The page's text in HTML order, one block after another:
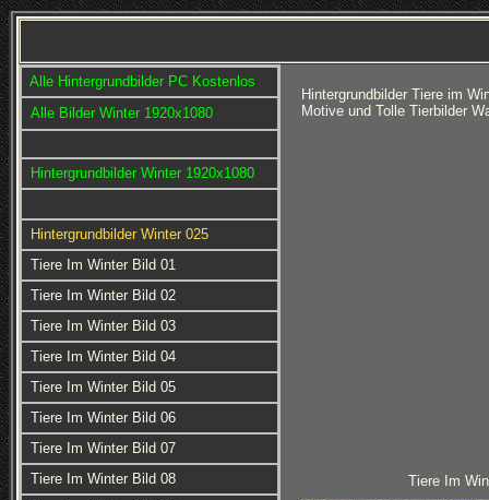
Alle Hintergrundbilder PC Kostenlos
Alle Bilder Winter 1920x1080
Hintergrundbilder Winter 1920x1080
Hintergrundbilder Winter 025
Tiere Im Winter Bild 01
Tiere Im Winter Bild 02
Tiere Im Winter Bild 03
Tiere Im Winter Bild 04
Tiere Im Winter Bild 05
Tiere Im Winter Bild 06
Tiere Im Winter Bild 07
Tiere Im Winter Bild 08
Hintergrundbilder Tiere im
Motive und Tolle Tierbilder
Tiere Im